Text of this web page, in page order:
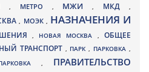
, МЕТРО , МЖИ, МКД ,
, МОЭК , НАЗНАЧЕНИЯ И
, НОВАЯ МОСКВА ,ОБЩЕЕ
ТРАНСПОРТ , ПАРК, ПАРКОВКА ,
, ПРАВИТЕЛЬСТВО